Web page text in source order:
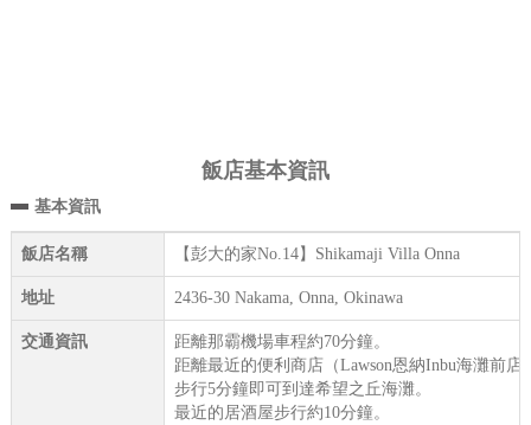
飯店基本資訊
基本資訊
飯店名稱 【彭大的家No.14】Shikamaji Villa Onna
地址 2436-30 Nakama, Onna, Okinawa
交通資訊
距離那霸機場車程約70分鐘。
距離最近的便利商店（Lawson恩納Inbu海灘前
步行5分鐘即可到達希望之丘海灘。
最近的居酒屋步行約10分鐘。